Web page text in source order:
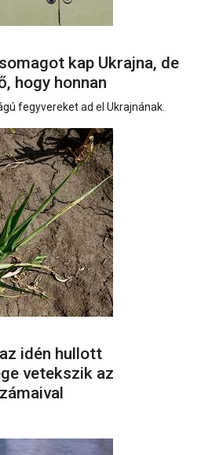
kap Ukrajna, de
hogy honnan
fegyvereket ad el Ukrajnának.
idén hullott
vetekszik az